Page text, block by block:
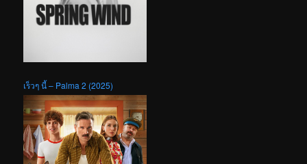
เร็วๆ นี้ – Palma 2 (2025)